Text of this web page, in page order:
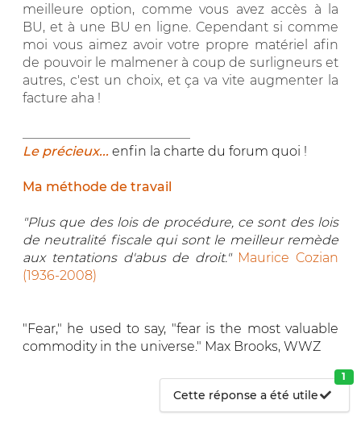
meilleure option, comme vous avez accès à la
BU, et à une BU en ligne. Cependant si comme
moi vous aimez avoir votre propre matériel afin
de pouvoir le malmener à coup de surligneurs et
autres, c'est un choix, et ça va vite augmenter la
facture aha !
Le précieux... enfin la charte du forum quoi !
Ma méthode de travail
"Plus que des lois de procédure, ce sont des lois
de neutralité fiscale qui sont le meilleur remède
aux tentations d'abus de droit." Maurice Cozian
(1936-2008)
"Fear," he used to say, "fear is the most valuable
commodity in the universe." Max Brooks, WWZ
Cette réponse a été utile
1